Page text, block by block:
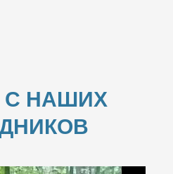
С НАШИХ